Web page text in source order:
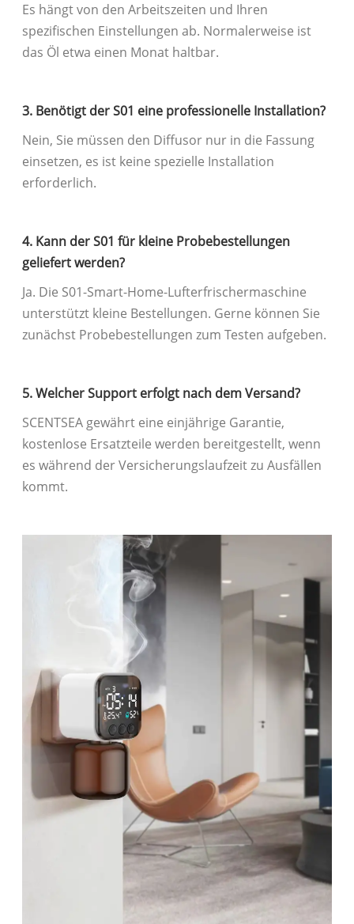
Es hängt von den Arbeitszeiten und Ihren
spezifischen Einstellungen ab. Normalerweise ist
das Öl etwa einen Monat haltbar.
3. Benötigt der S01 eine professionelle Installation?
Nein, Sie müssen den Diffusor nur in die Fassung
einsetzen, es ist keine spezielle Installation
erforderlich.
4. Kann der S01 für kleine Probebestellungen
geliefert werden?
Ja. Die S01-Smart-Home-Lufterfrischermaschine
unterstützt kleine Bestellungen. Gerne können Sie
zunächst Probebestellungen zum Testen aufgeben.
5. Welcher Support erfolgt nach dem Versand?
SCENTSEA gewährt eine einjährige Garantie,
kostenlose Ersatzteile werden bereitgestellt, wenn
es während der Versicherungslaufzeit zu Ausfällen
kommt.